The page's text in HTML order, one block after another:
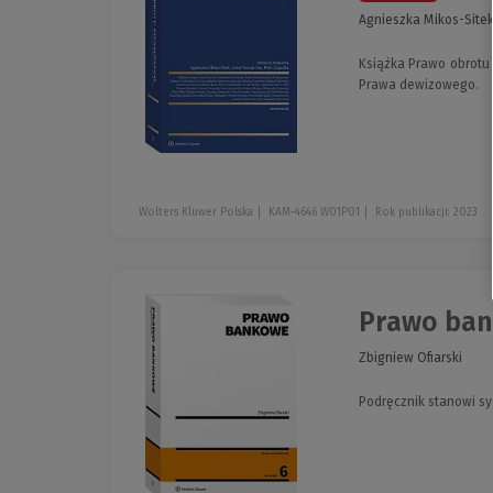
Agnieszka Mikos-
Książka Prawo
Prawa dewizowego.
Wolters Kluwer Polska KAM-4646 W01P01 Rok publikacji: 2023
Prawo
Zbigniew Ofiarski
Podręcznik stanowi